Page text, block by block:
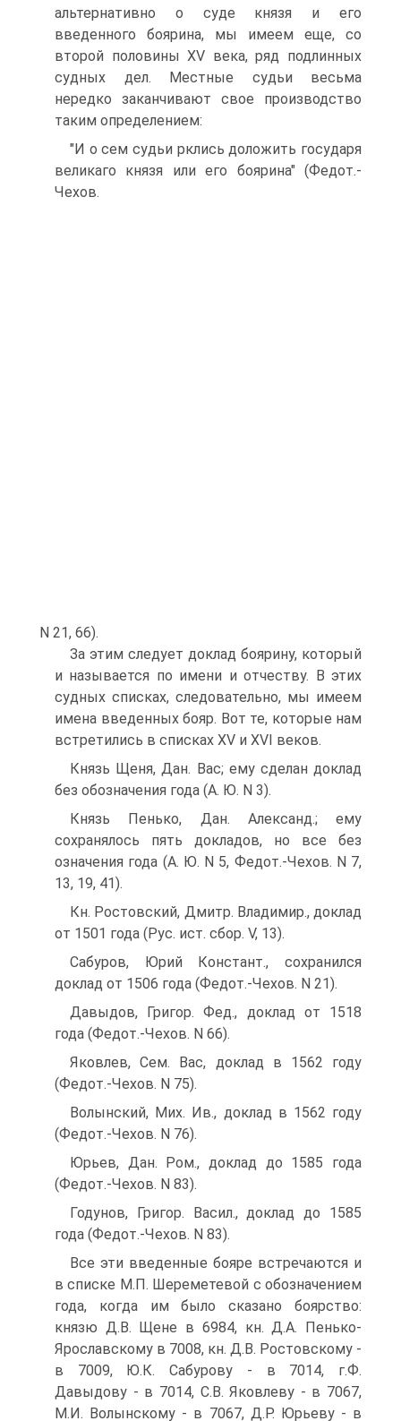
альтернативно о суде князя и его
введенного боярина, мы имеем еще, со
второй половины XV века, ряд подлинных
судных дел. Местные судьи весьма
нередко заканчивают свое производство
таким определением:
"И о сем судьи рклись доложить государя
великаго князя или его боярина" (Федот.-
Чехов.
N 21, 66).
За этим следует доклад боярину, который
и называется по имени и отчеству. В этих
судных списках, следовательно, мы имеем
имена введенных бояр. Вот те, которые нам
встретились в списках XV и XVI веков.
Князь Щеня, Дан. Вас; ему сделан доклад
без обозначения года (А. Ю. N 3).
Князь Пенько, Дан. Александ.; ему
сохранялось пять докладов, но все без
означения года (А. Ю. N 5, Федот.-Чехов. N 7,
13, 19, 41).
Кн. Ростовский, Дмитр. Владимир., доклад
от 1501 года (Рус. ист. сбор. V, 13).
Сабуров, Юрий Констант., сохранился
доклад от 1506 года (Федот.-Чехов. N 21).
Давыдов, Григор. Фед., доклад от 1518
года (Федот.-Чехов. N 66).
Яковлев, Сем. Вас, доклад в 1562 году
(Федот.-Чехов. N 75).
Волынский, Мих. Ив., доклад в 1562 году
(Федот.-Чехов. N 76).
Юрьев, Дан. Ром., доклад до 1585 года
(Федот.-Чехов. N 83).
Годунов, Григор. Васил., доклад до 1585
года (Федот.-Чехов. N 83).
Все эти введенные бояре встречаются и
в списке М.П. Шереметевой с обозначением
года, когда им было сказано боярство:
князю Д.В. Щене в 6984, кн. Д.А. Пенько-
Ярославскому в 7008, кн. Д.В. Ростовскому -
в 7009, Ю.К. Сабурову - в 7014, г.Ф.
Давыдову - в 7014, С.В. Яковлеву - в 7067,
М.И. Волынскому - в 7067, Д.Р. Юрьеву - в